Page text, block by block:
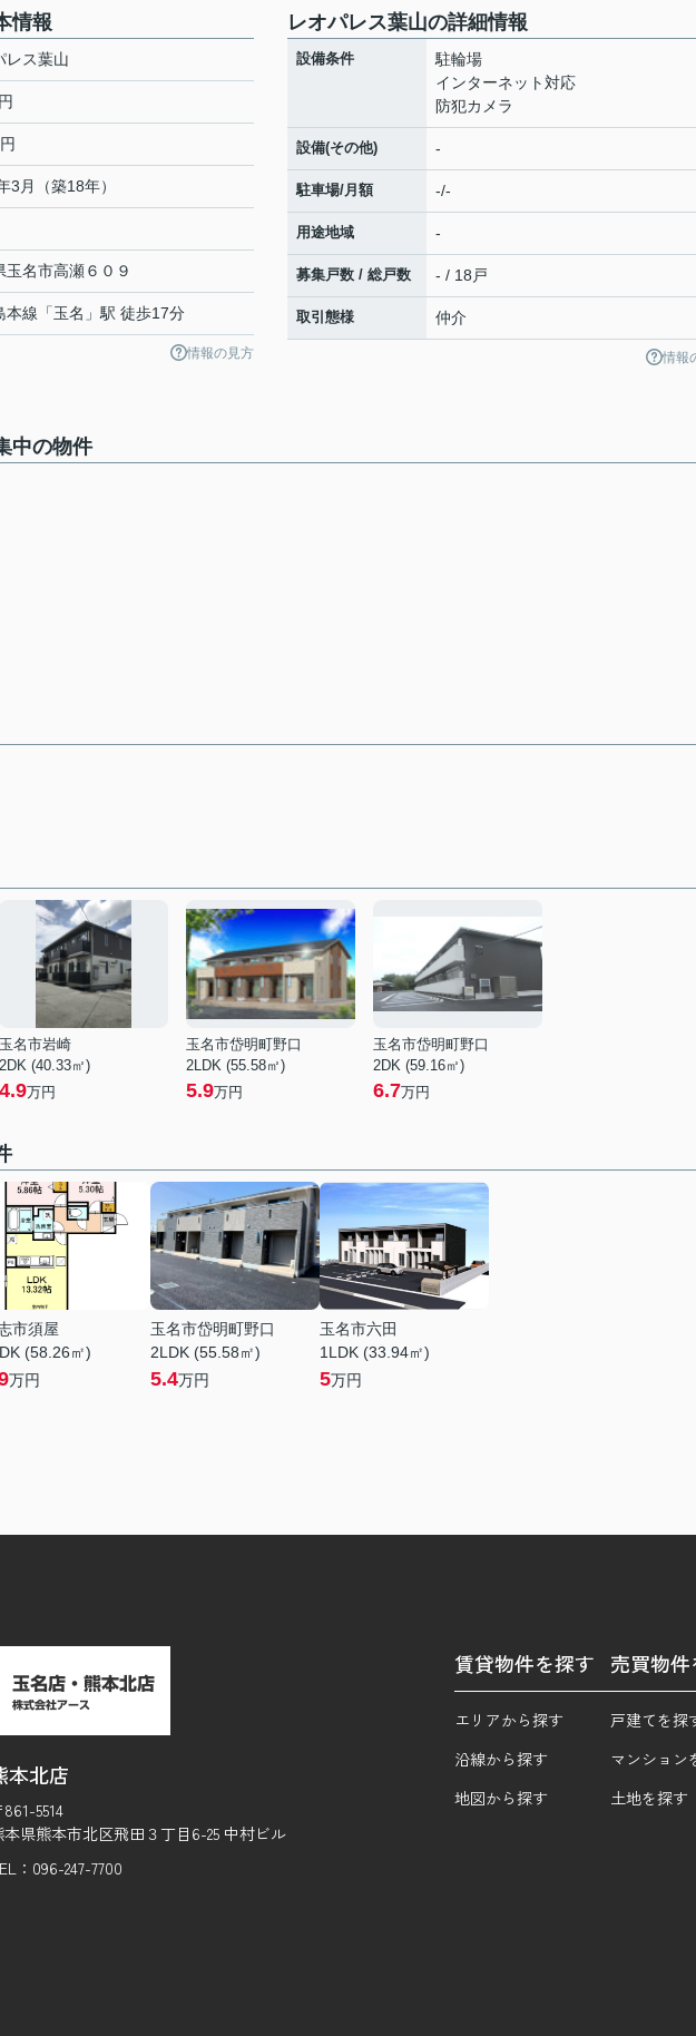
情報
レス葉山
3月（築18年）
玉名市高瀬６０９
本線 「玉名 」駅 徒歩17分
情報の見方
レオパレス葉山の詳細情報
設備条件
駐輪場
インターネット対応
防犯カメラ
設備(その他) -
駐車場/月額 -/-
用途地域 -
募集戸数 / 総戸数 - / 18戸
取引態様 仲介
情報
中の物件
玉名市岩崎
2DK (40.33㎡)
4.9万円
玉名市岱明町野口
2LDK (55.58㎡)
5.9万円
玉名市岱明町野口
2DK (59.16㎡)
6.7万円
市須屋
(58.26㎡)
万円
玉名市岱明町野口
2LDK (55.58㎡)
5.4万円
玉名市六田
1LDK (33.94㎡)
5万円
本北店
861-5514
本県熊本市北区飛田３丁目6-25 中村ビル
：096-247-7700
賃貸物件を探す
エリアから探す
沿線から探す
地図から探す
売買物
戸建てを探
マンション
土地を探す